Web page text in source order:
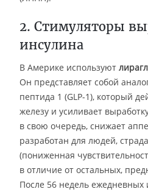
2. Стимуляторы
инсулина
В Америке используют
Он представляет собой
пептида 1 (GLP-1), который
железу и усиливает
в свою очередь, снижает
разработан для людей,
(пониженная
в отличие от остальных,
После 56 недель